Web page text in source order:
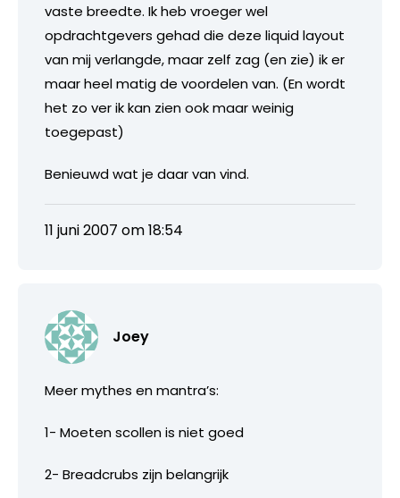
vaste breedte. Ik heb vroeger wel
opdrachtgevers gehad die deze liquid layout
van mij verlangde, maar zelf zag (en zie) ik er
maar heel matig de voordelen van. (En wordt
het zo ver ik kan zien ook maar weinig
toegepast)
Benieuwd wat je daar van vind.
11 juni 2007 om 18:54
Joey
Meer mythes en mantra’s:
1- Moeten scollen is niet goed
2- Breadcrubs zijn belangrijk